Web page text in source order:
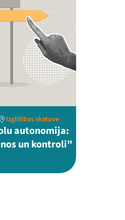
Izglītības skatuve
autonomija:
un kontroli"